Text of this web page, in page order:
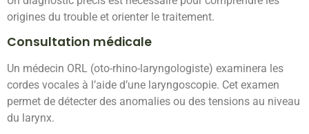
origines du trouble et orienter le traitement.
Consultation médicale
Un médecin ORL (oto-rhino-laryngologiste) examinera les
cordes vocales à l’aide d’une laryngoscopie. Cet examen
permet de détecter des anomalies ou des tensions au niveau
du larynx.